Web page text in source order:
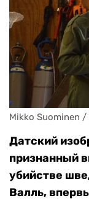
Mikko Suominen /
Датский
признанный
убийстве
Валль,